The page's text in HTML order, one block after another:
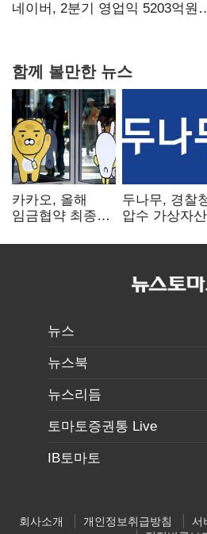
숙제
네이버, 2분기 영업익 5203억
함께 볼만한 뉴스
카카오, 올해
임금협약 최종
인상·격려금
두나무, 경찰
압수 가상자산
커스터디 사업
뉴스
뉴스북
뉴스리듬
토마토증권통 Live
IB토마토
회사소개 개인정보취급방침 서